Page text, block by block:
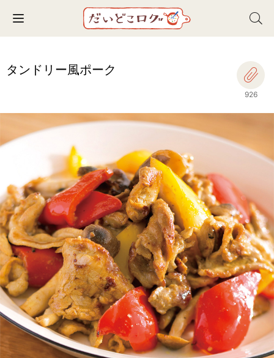
Toggle navigation
タンドリー風ポーク
926